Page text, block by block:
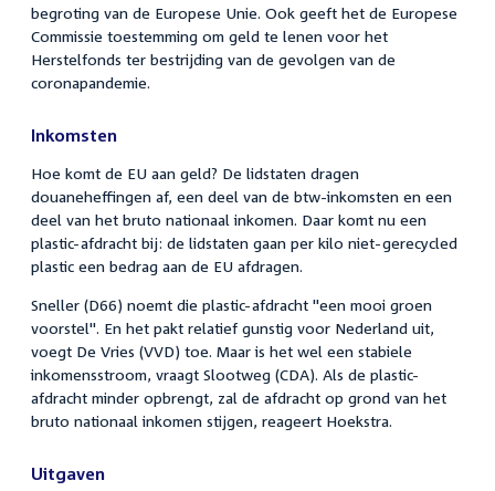
begroting van de Europese Unie. Ook geeft het de Europese
Commissie toestemming om geld te lenen voor het
Herstelfonds ter bestrijding van de gevolgen van de
coronapandemie.
Inkomsten
Hoe komt de EU aan geld? De lidstaten dragen
douaneheffingen af, een deel van de btw-inkomsten en een
deel van het bruto nationaal inkomen. Daar komt nu een
plastic-afdracht bij: de lidstaten gaan per kilo niet-gerecycled
plastic een bedrag aan de EU afdragen.
Sneller (D66) noemt die plastic-afdracht "een mooi groen
voorstel". En het pakt relatief gunstig voor Nederland uit,
voegt De Vries (VVD) toe. Maar is het wel een stabiele
inkomensstroom, vraagt Slootweg (CDA). Als de plastic-
afdracht minder opbrengt, zal de afdracht op grond van het
bruto nationaal inkomen stijgen, reageert Hoekstra.
Uitgaven